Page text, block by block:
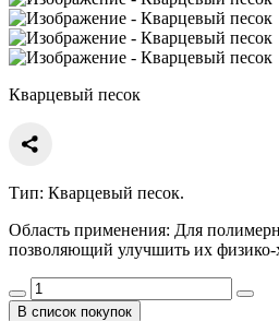
Кварцевый песок
Тип: Кварцевый песок.
Область применения: Для
позволяющий улучшить их физико-
В список покупок